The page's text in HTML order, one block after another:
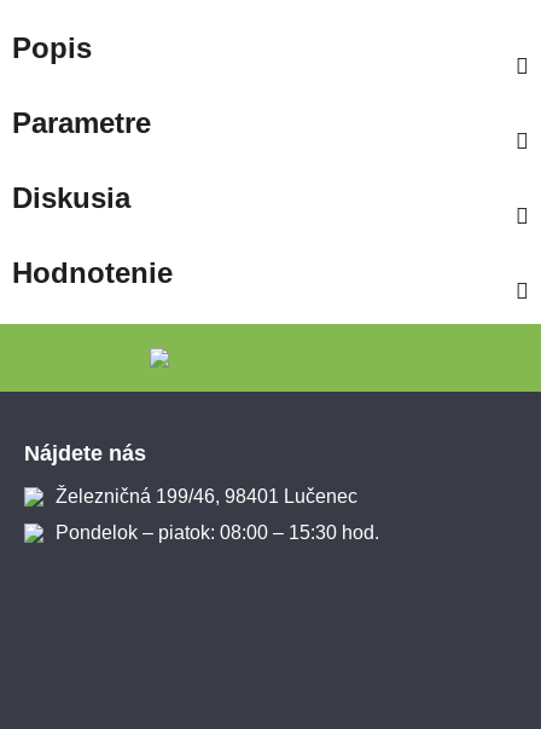
Popis
Parametre
Diskusia
Hodnotenie
Nájdete nás
Železničná 199/46, 98401 Lučenec
Pondelok – piatok: 08:00 – 15:30 hod.